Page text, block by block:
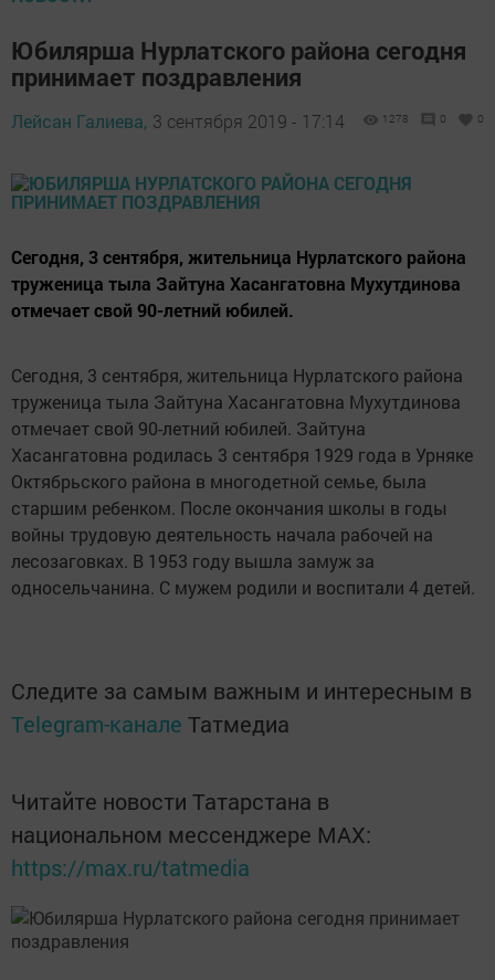
Юбилярша Нурлатского района сегодня
принимает поздравления
Лейсан Галиева, 3 сентября 2019 - 17:14 1278 0 0
Сегодня, 3 сентября, жительница Нурлатского района
труженица тыла Зайтуна Хасангатовна Мухутдинова
отмечает свой 90-летний юбилей.
Сегодня, 3 сентября, жительница Нурлатского района
труженица тыла Зайтуна Хасангатовна Мухутдинова
отмечает свой 90-летний юбилей. Зайтуна
Хасангатовна родилась 3 сентября 1929 года в Урняке
Октябрьского района в многодетной семье, была
старшим ребенком. После окончания школы в годы
войны трудовую деятельность начала рабочей на
лесозаговках. В 1953 году вышла замуж за
односельчанина. С мужем родили и воспитали 4 детей.
Следите за самым важным и интересным в
Telegram-канале Татмедиа
Читайте новости Татарстана в
национальном мессенджере MАХ:
https://max.ru/tatmedia